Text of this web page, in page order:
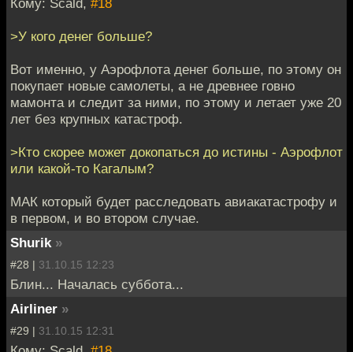
>У кого денег больше?
Вот именно, у Аэрофлота денег больше, по этому он
покупает новые самолеты, а не древнее говно
мамонта и следит за ними, по этому и летает уже 20
лет без крупных катастроф.
>Кто скорее может докопаться до истины - Аэрофлот
или какой-то Кагалым?
МАК который будет расследовать авиакатастрофу и
в первом, и во втором случае.
Shurik »
#28 | 31.10.15 12:23
Блин... Началась суббота...
Airliner »
#29 | 31.10.15 12:31